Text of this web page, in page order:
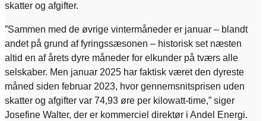
skatter og afgifter.
”Sammen med de øvrige vintermåneder er januar – blandt
andet på grund af fyringssæsonen – historisk set næsten
altid en af årets dyre måneder for elkunder på tværs alle
selskaber. Men januar 2025 har faktisk været den dyreste
måned siden februar 2023, hvor gennemsnitsprisen uden
skatter og afgifter var 74,93 øre per kilowatt-time,” siger
Josefine Walter, der er kommerciel direktør i Andel Energi.